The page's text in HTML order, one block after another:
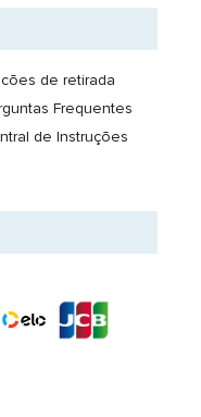
de retirada
Frequentes
de Instruções